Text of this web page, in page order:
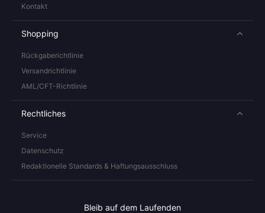
Kontakt
Shopping
Rückgaberichtlinie
Versandrichtlinie
AML/CFT-Richtlinie
Rechtliches
Service
Datenschutz
Redaktionelle Standards & Haftungsausschluss
Bleib auf dem Laufenden